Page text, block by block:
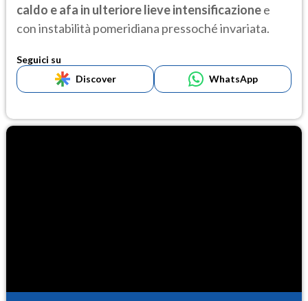
caldo e afa in ulteriore lieve intensificazionee
con instabilità pomeridiana pressoché invariata.
Seguici su
Discover
WhatsApp